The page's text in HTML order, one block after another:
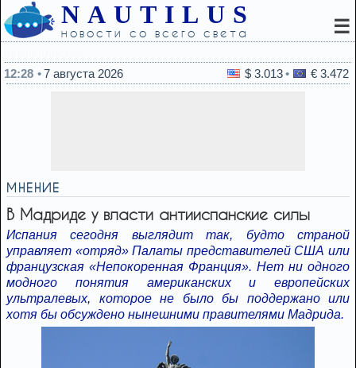
NAUTILUS
новости со всего света ☰
12:28
7 августа 2026 $ 3.013 € 3.472
МНЕНИЕ
В Мадриде у власти антииспанские силы
Испания сегодня выглядит так, будто страной
управляет «отряд» Палаты представителей США или
французская «Непокоренная Франция». Нет ни одного
модного понятия американских и европейских
ультралевых, которое не было бы поддержано или
хотя бы обсуждено нынешними правителями Мадрида.